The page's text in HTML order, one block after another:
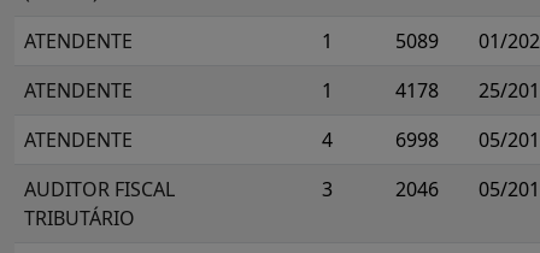
ATENDENTE 1 5089
01/
ATENDENTE
1 4178
25/
ATENDENTE
4 6998
05/
AUDITOR FISCAL
TRIBUTÁRIO
3 2046 05/